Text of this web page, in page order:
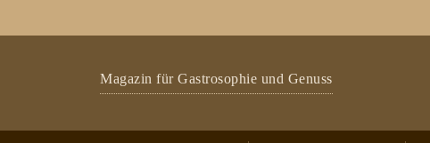
Magazin für Gastrosophie und Genuss